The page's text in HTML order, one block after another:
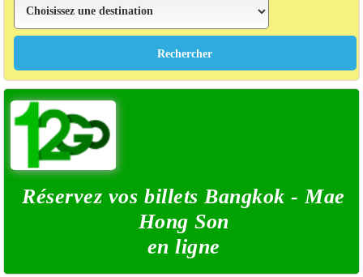
Réservez vos billets Bangkok - Mae
Hong Son
en ligne